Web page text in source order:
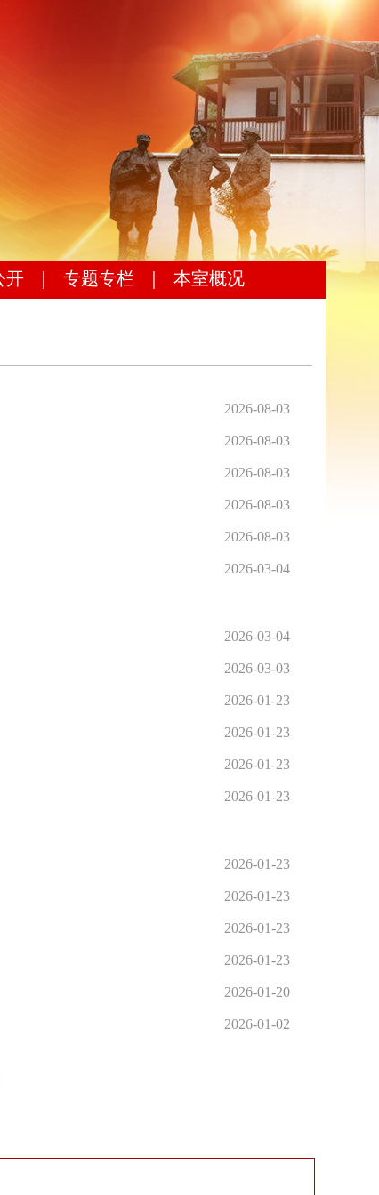
开 专题专栏 本室概况
2026-08-03
2026-08-03
2026-08-03
2026-08-03
2026-08-03
2026-03-04
2026-03-04
2026-03-03
2026-01-23
2026-01-23
2026-01-23
2026-01-23
2026-01-23
2026-01-23
2026-01-23
2026-01-23
2026-01-20
2026-01-02